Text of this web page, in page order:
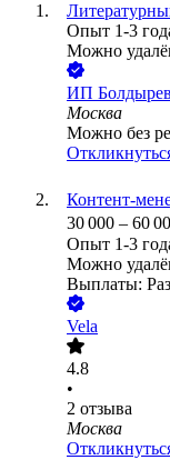
Опыт 1-3
Можно
ИП
Москва
Можно без
Контент-
30 000 – 60
Опыт 1-3
Можно
Выплаты:
Vela
4.8
•
2 отзыва
Москва